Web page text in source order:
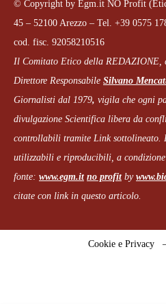
© Copyright by Egm.it NO Profit
45 – 52100 Arezzo – Tel. +39 0575
cod. fisc. 92058210516
Il Comitato Etico della REDAZIONE,
Direttore Responsabile Silvano
Giornalisti dal 1979, vigila che ogni
divulgazione Scientifica libera da
controllabili tramite Link sottolineato.
utilizzabili e riproducibili, a condizione
fonte: www.egm.it no profitby
citate con link in questo articolo.
Cookie e Privacy